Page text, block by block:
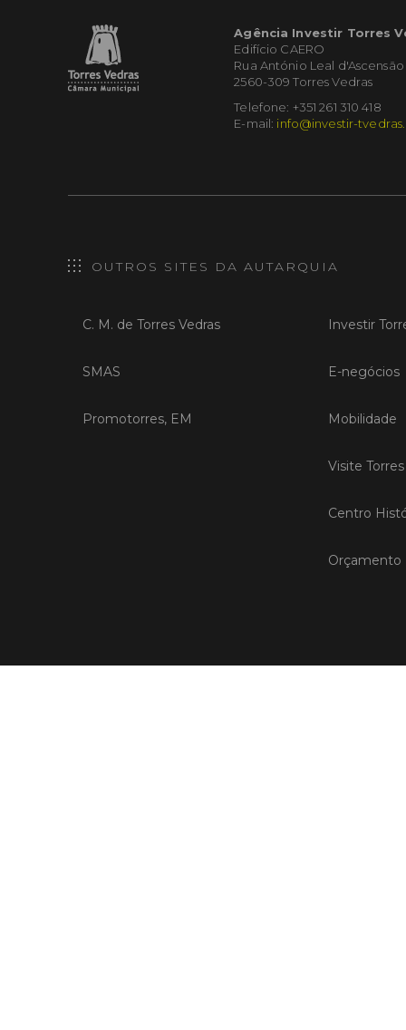
Agência Investir Torres
Edifício CAERO
Rua António Leal d'Ascensão
2560-309 Torres Vedras
Telefone: +351 261 310 418
E-mail: info@investir-
OUTROS SITES DA AUTARQUIA
C. M. de Torres Vedras
SMAS
Promotorres, EM
Investir
E-negócios
Mobilidade
Visite
Centro
Orçamento